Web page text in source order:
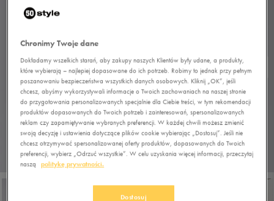
1/5
Chronimy Twoje dane
Dokładamy wszelkich starań, aby zakupy naszych Klientów były udane, a produkty,
które wybierają – najlepiej dopasowane do ich potrzeb. Robimy to jednak przy pełnym
poszanowaniu bezpieczeństwa wszystkich danych osobowych. Kliknij „OK”, jeśli
chcesz, abyśmy wykorzystywali informacje o Twoich zachowaniach na naszej stronie
do przygotowania personalizowanych specjalnie dla Ciebie treści, w tym rekomendacji
produktów dopasowanych do Twoich potrzeb i zainteresowań, spersonalizowanych
reklam czy zapamiętywanie wybranych preferencji. W każdej chwili możesz zmienić
swoją decyzję i ustawienia dotyczące plików cookie wybierając „Dostosuj”. Jeśli nie
chcesz otrzymywać spersonalizowanej oferty produktów, dopasowanych do Twoich
preferencji, wybierz „Odrzuć wszystkie”. W celu uzyskania więcej informacji, przeczytaj
naszą
politykę prywatności.
Dostosuj